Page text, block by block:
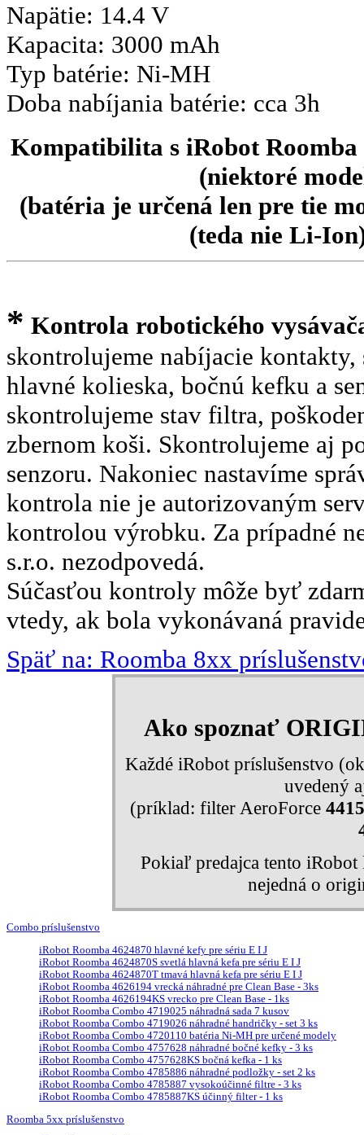
Napätie: 14.4 V
Kapacita: 3000 mAh
Typ batérie: Ni-MH
Doba nabíjania batérie: cca 3h
Kompatibilita s iRobot Roomba
(niektoré
(batéria je určená len pre tie
(teda nie Li-
* Kontrola robotického
skontrolujeme nabíjacie
hlavné kolieska, bočnú kefku a
skontrolujeme stav filtra,
zbernom koši. Skontrolujeme aj
senzoru. Nakoniec nastavíme
kontrola nie je autorizovaným
kontrolou výrobku. Za prípadné
s.r.o. nezodpovedá.
Súčasťou kontroly môže byť
vtedy, ak bola vykonávaná
Späť na: Roomba 8xx
Ako spoznať
Každé iRobot príslušenstvo
uvedený
(príklad: filter AeroForce
Pokiaľ predajca tento
nejedná o
Combo príslušenstvo
iRobot Roomba 4624870 hlavné kefy pre sériu E I J
iRobot Roomba 4624870S svetlá hlavná kefa pre sériu E I J
iRobot Roomba 4624870T tmavá hlavná kefa pre sériu E I J
iRobot Roomba 4626194 vrecká náhradné pre Clean Base - 3ks
iRobot Roomba 4626194KS vrecko pre Clean Base - 1ks
iRobot Roomba Combo 4719025 náhradná sada 7 kusov
iRobot Roomba Combo 4719026 náhradné handričky - set 3 ks
iRobot Roomba Combo 4720110 batéria Ni-MH pre určené modely
iRobot Roomba Combo 4757628 náhradné bočné kefky - 3 ks
iRobot Roomba Combo 4757628KS bočná kefka - 1 ks
iRobot Roomba Combo 4785886 náhradné podložky - set 2 ks
iRobot Roomba Combo 4785887 vysokoúčinné filtre - 3 ks
iRobot Roomba Combo 4785887KS účinný filter - 1 ks
Roomba 5xx príslušenstvo